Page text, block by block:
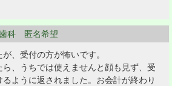
科 匿名希望
、受付の方が怖いです。
、うちでは使えませんと顔も見ず、受
ように返されました。お会計が終わり